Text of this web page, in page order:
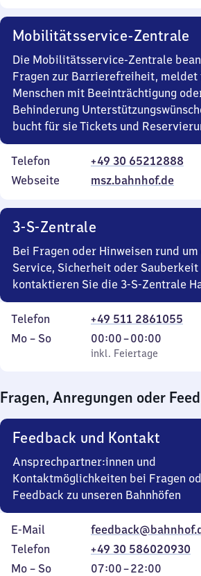
Mobilitätsservice-Zentrale
Die Mobilitätsservice-Zentrale
Fragen zur Barrierefreiheit, meldet
Menschen mit Beeinträchtigung
Behinderung
bucht für sie Tickets und
Telefon
+49 30 65212888
Webseite
msz.bahnhof.de
3-S-Zentrale
Bei Fragen oder Hinweisen rund um
Service, Sicherheit oder Sauberkeit
kontaktieren Sie die 3-S-Zentrale
Telefon
+49 511 2861055
Montag
Mo – So,
inkl. Feiertage
00:00–00:00
Von
0
0
Uhr
inkl. Feiertage
Fragen, Anregungen oder
Feedback und Kontakt
Ansprechpartner:innen und
Kontaktmöglichkeiten bei Fragen
Feedback zu unseren Bahnhöfen
E-Mail
Telefon
+49 30 586020930
Montag
Mo – So,
07:00–22:00
Von